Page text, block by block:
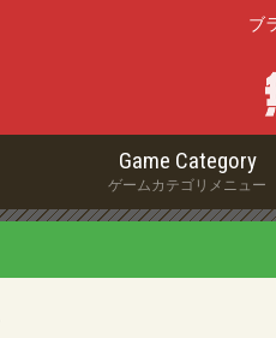
ブ
Game Category
ゲームカテゴリメニュー